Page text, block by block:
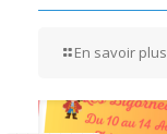
En savoir plus